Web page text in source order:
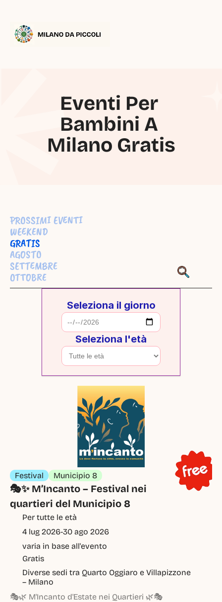
Eventi Per
Bambini A
Milano Gratis
PROSSIMI EVENTI
WEEKEND
GRATIS
AGOSTO
SETTEMBRE
OTTOBRE
Seleziona il giorno
Seleziona l'età
Festival Municipio 8
🎭✨ M’Incanto – Festival nei
quartieri del Municipio 8
Per tutte le età
4 lug 2026-30 ago 2026
varia in base all'evento
Gratis
Diverse sedi tra Quarto Oggiaro e Villapizzone
– Milano
🎭🌿 M'Incanto d'Estate nei Quartieri 🌿🎭